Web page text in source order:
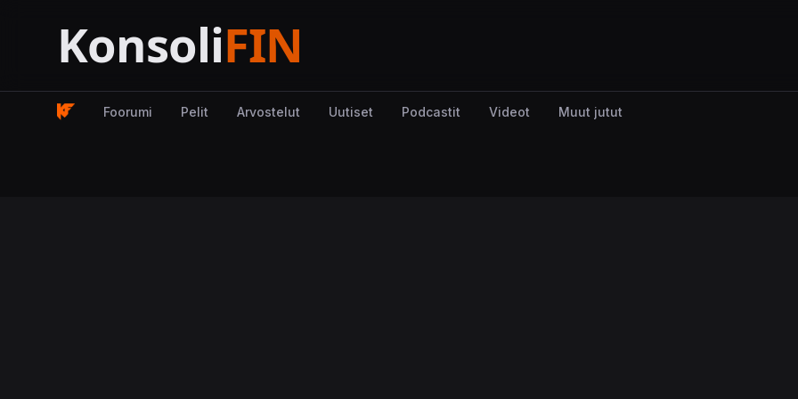
Foorumi Pelit Arvostelut Uutiset Podcastit Videot Muut jutut